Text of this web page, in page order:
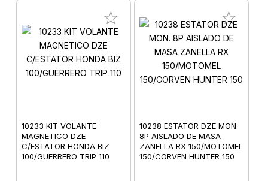
10233 KIT VOLANTE
MAGNETICO DZE
C/ESTATOR HONDA BIZ
100/GUERRERO TRIP 110
10238 ESTATOR DZE MON.
8P AISLADO DE MASA
ZANELLA RX 150/MOTOMEL
150/CORVEN HUNTER 150